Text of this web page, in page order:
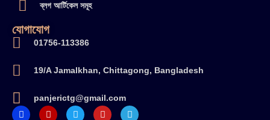
ব্লগ আর্টিকেল সমূহ
যোগাযোগ
01756-113386
19/A Jamalkhan, Chittagong, Bangladesh
panjerictg@gmail.com